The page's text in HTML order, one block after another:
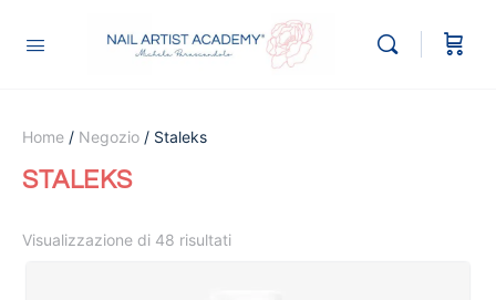
Home / Negozio / Staleks
STALEKS
Visualizzazione di 48 risultati